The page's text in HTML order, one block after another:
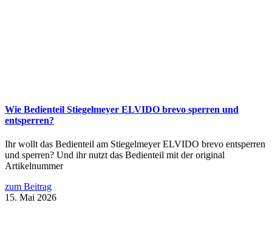
Wie Bedienteil Stiegelmeyer ELVIDO brevo sperren und
entsperren?
Ihr wollt das Bedienteil am Stiegelmeyer ELVIDO brevo entsperren
und sperren? Und ihr nutzt das Bedienteil mit der original
Artikelnummer
zum Beitrag
15. Mai 2026